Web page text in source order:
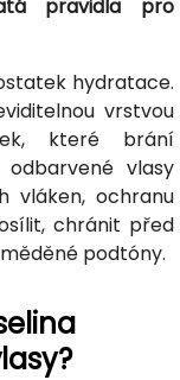
pravidla pro
hydratace.
vrstvou
které brání
odbarvené vlasy
vláken, ochranu
chránit před
podtóny.